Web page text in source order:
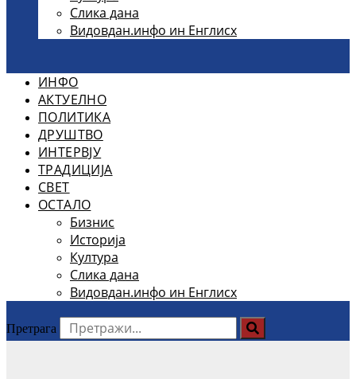
Слика дана
Видовдан.инфо ин Енглисх
ИНФО
АКТУЕЛНО
ПОЛИТИКА
ДРУШТВО
ИНТЕРВЈУ
ТРАДИЦИЈА
СВЕТ
ОСТАЛО
Бизнис
Историја
Култура
Слика дана
Видовдан.инфо ин Енглисх
Претрага